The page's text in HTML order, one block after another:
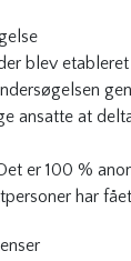
blev
ansatte at
er 100 %
har